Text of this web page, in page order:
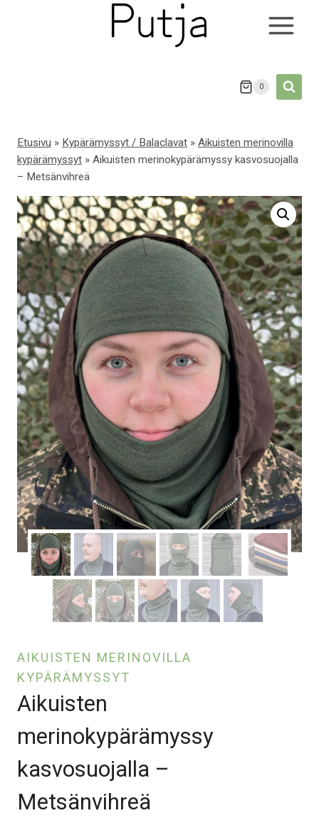
0
Etusivu » Kypärämyssyt / Balaclavat » Aikuisten merinovilla
kypärämyssyt » Aikuisten merinokypärämyssy kasvosuojalla
– Metsänvihreä
AIKUISTEN MERINOVILLA
KYPÄRÄMYSSYT
Aikuisten
merinokypärämyssy
kasvosuojalla –
Metsänvihreä